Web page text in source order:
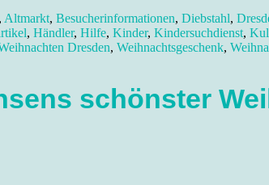
, Altmarkt, Besucherinformationen, Diebstahl,
, Händler, Hilfe, Kinder, Kindersuchdienst,
Dresden, Weihnachtsgeschenk,
schönster